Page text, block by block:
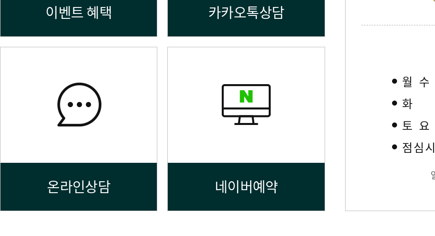
이벤트 혜택 카카오톡상담
온라인상담 네이버예약
월수
토요
점심